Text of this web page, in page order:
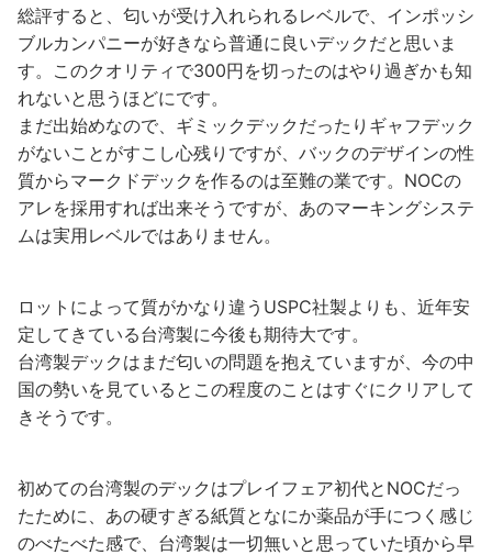
総評すると、匂いが受け入れられるレベルで、インポッシ
ブルカンパニーが好きなら普通に良いデックだと思いま
す。このクオリティで300円を切ったのはやり過ぎかも知
れないと思うほどにです。
まだ出始めなので、ギミックデックだったりギャフデック
がないことがすこし心残りですが、バックのデザインの性
質からマークドデックを作るのは至難の業です。NOCの
アレを採用すれば出来そうですが、あのマーキングシステ
ムは実用レベルではありません。
ロットによって質がかなり違うUSPC社製よりも、近年安
定してきている台湾製に今後も期待大です。
台湾製デックはまだ匂いの問題を抱えていますが、今の中
国の勢いを見ているとこの程度のことはすぐにクリアして
きそうです。
初めての台湾製のデックはプレイフェア初代とNOCだっ
たために、あの硬すぎる紙質となにか薬品が手につく感じ
のべたべた感で、台湾製は一切無いと思っていた頃から早